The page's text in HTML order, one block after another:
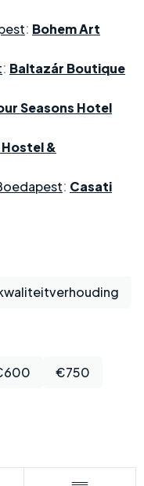
: Bohem Art
: Baltazár Boutique
Seasons Hotel
Hostel &
: Casati
€750